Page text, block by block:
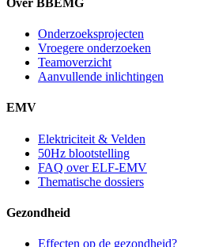
Onderzoeksprojecten
Vroegere onderzoeken
Teamoverzicht
Aanvullende inlichtingen
EMV
Elektriciteit & Velden
50Hz blootstelling
FAQ over ELF-EMV
Thematische dossiers
Gezondheid
Effecten op de gezondheid?